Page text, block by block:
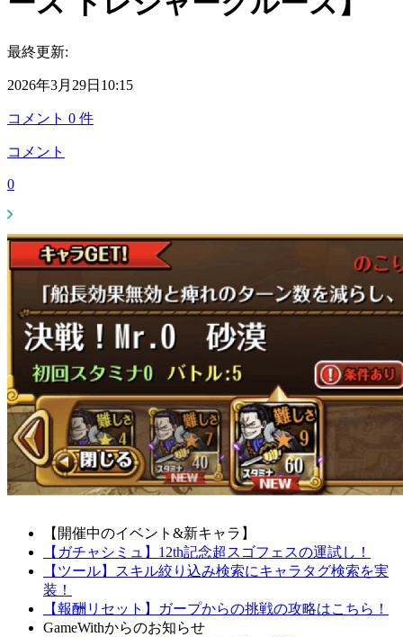
最終更新:
2026年3月29日10:15
コメント 0 件
コメント
0
【開催中のイベント&新キャラ】
【ガチャシミュ】12th記念超スゴフェスの運試し！
【ツール】スキル絞り込み検索にキャラタグ検索を実
装！
【報酬リセット】ガープからの挑戦の攻略はこちら！
GameWithからのお知らせ